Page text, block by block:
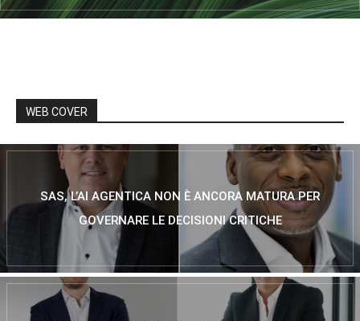
WEB COVER
SAS, L’AI AGENTICA NON È ANCORA MATURA PER
GOVERNARE LE DECISIONI CRITICHE